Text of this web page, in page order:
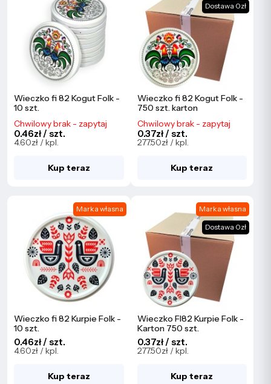
Wieczko fi 82 Kogut Folk -
10 szt.
Chwilowy brak - zapytaj
0.46zł / szt.
4.60zł / kpl.
Kup teraz
Dostawa 0zł
Wieczko fi 82 Kogut Folk -
750 szt. karton
Chwilowy brak - zapytaj
0.37zł / szt.
277.50zł / kpl.
Kup teraz
Marka własna
Wieczko fi 82 Kurpie Folk -
10 szt.
0.46zł / szt.
4.60zł / kpl.
Kup teraz
Marka własna
Dostawa 0zł
Wieczko FI82 Kurpie Folk -
Karton 750 szt.
0.37zł / szt.
277.50zł / kpl.
Kup teraz